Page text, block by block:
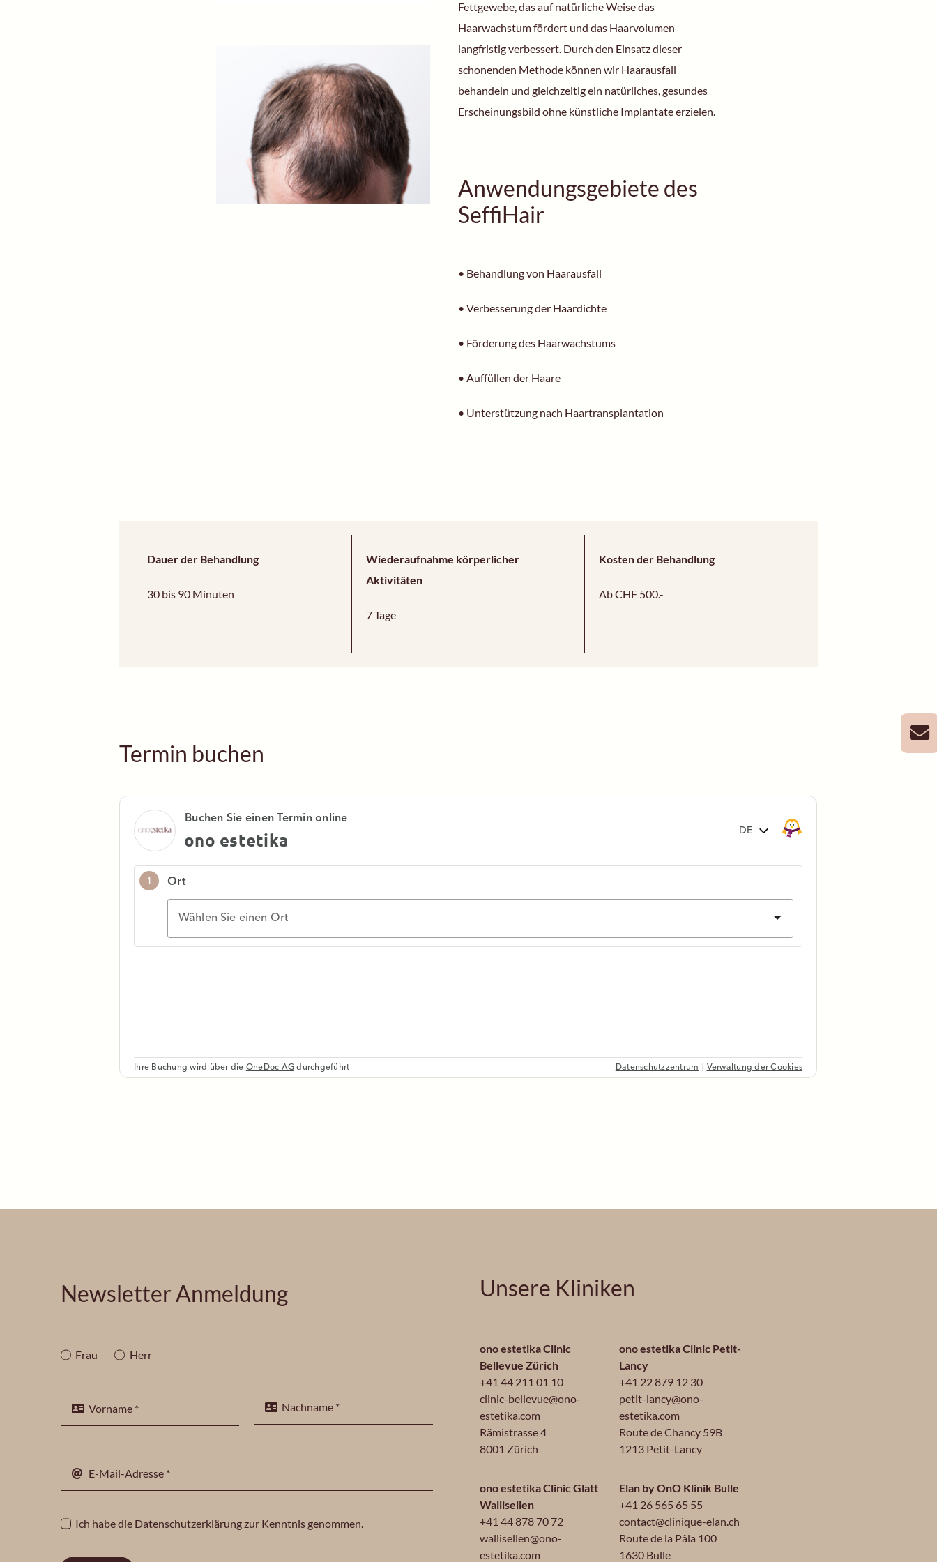
Fettgewebe, das auf natürliche Weise das
Haarwachstum fördert und das Haarvolumen
langfristig verbessert. Durch den Einsatz dieser
schonenden Methode können wir Haarausfall
behandeln und gleichzeitig ein natürliches, gesundes
Erscheinungsbild ohne künstliche Implantate erzielen.
Anwendungsgebiete des
SeffiHair
• Behandlung von Haarausfall
• Verbesserung der Haardichte
• Förderung des Haarwachstums
• Auffüllen der Haare
• Unterstützung nach Haartransplantation
Dauer der Behandlung
30 bis 90 Minuten
Wiederaufnahme körperlicher
Aktivitäten
7 Tage
Kosten der Behandlung
Ab CHF 500.-
Termin buchen
Newsletter Anmeldung
Frau Herr
Ich habe die Datenschutzerklärungzur Kenntnis genommen.
Unsere Kliniken
ono estetika Clinic
Bellevue Zürich
+41 44 211 01 10
clinic-bellevue@ono-
estetika.com
Rämistrasse 4
8001 Zürich
ono estetika Clinic Glatt
Wallisellen
+41 44 878 70 72
wallisellen@ono-
estetika.com
ono estetika Clinic Petit-
Lancy
+41 22 879 12 30
petit-lancy@ono-
estetika.com
Route de Chancy 59B
1213 Petit-Lancy
Elan by OnO Klinik Bulle
+41 26 565 65 55
contact@clinique-elan.ch
Route de la Pâla 100
1630 Bulle